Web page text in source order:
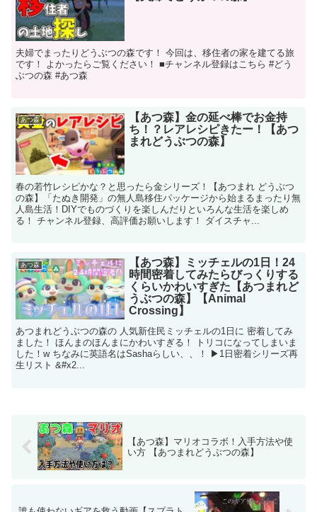
夫婦でまったりどうぶつの森です！ 今回は、移住者の家を建てる旅
です！ よかったらご覧ください！ ■チャンネル登録はこちら #どう
ぶつの森 #あつ森
あつ森
【あつ森】金の延べ棒でお金持
ち！？レアレシピきたー！【あつ
まれどうぶつの森】
春の若竹レシピかな？と思ったら金シリーズ！【あつまれ どうぶつ
の森】「たぬき開発」の無人島移住パッケージから始まるまったり無
人島生活！DIYでものづくりを楽しんだりといろんな生活を楽しめ
る！ チャンネル登録、高評価お願いします！ ダイスチャ...
あつ森
【あつ森】ミッチェルの1日！24
時間密着してみたらびっくりする
くらいかわいすぎた【あつまれど
うぶつの森】【Animal
Crossing】
あつまれどうぶつの森の 人気新住民ミッチェルの1日に 密着してみ
ました！ ほんまのほんまにかわいすぎる！ トリコになってしまいま
した！w ちなみに英語名はSashaらしい、、！ ▶︎1日密着シリーズ再
生リスト &#x2...
【あつ森】マリオコラボ！入手方法や使
い方 【あつまれどうぶつの森】